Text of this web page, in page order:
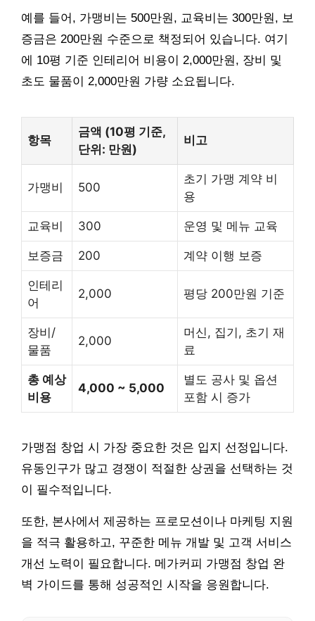
예를 들어, 가맹비는 500만원, 교육비는 300만원, 보
증금은 200만원 수준으로 책정되어 있습니다. 여기
에 10평 기준 인테리어 비용이 2,000만원, 장비 및
초도 물품이 2,000만원 가량 소요됩니다.
항목
금액 (10평 기준,
단위: 만원)
비고
가맹비 500
초기 가맹 계약 비
용
교육비 300 운영 및 메뉴 교육
보증금 200 계약 이행 보증
인테리
어
2,000 평당 200만원 기준
장비/
물품
2,000
머신, 집기, 초기 재
료
총 예상
비용
4,000 ~ 5,000
별도 공사 및 옵션
포함 시 증가
가맹점 창업 시 가장 중요한 것은 입지 선정입니다.
유동인구가 많고 경쟁이 적절한 상권을 선택하는 것
이 필수적입니다.
또한, 본사에서 제공하는 프로모션이나 마케팅 지원
을 적극 활용하고, 꾸준한 메뉴 개발 및 고객 서비스
개선 노력이 필요합니다. 메가커피 가맹점 창업 완
벽 가이드를 통해 성공적인 시작을 응원합니다.